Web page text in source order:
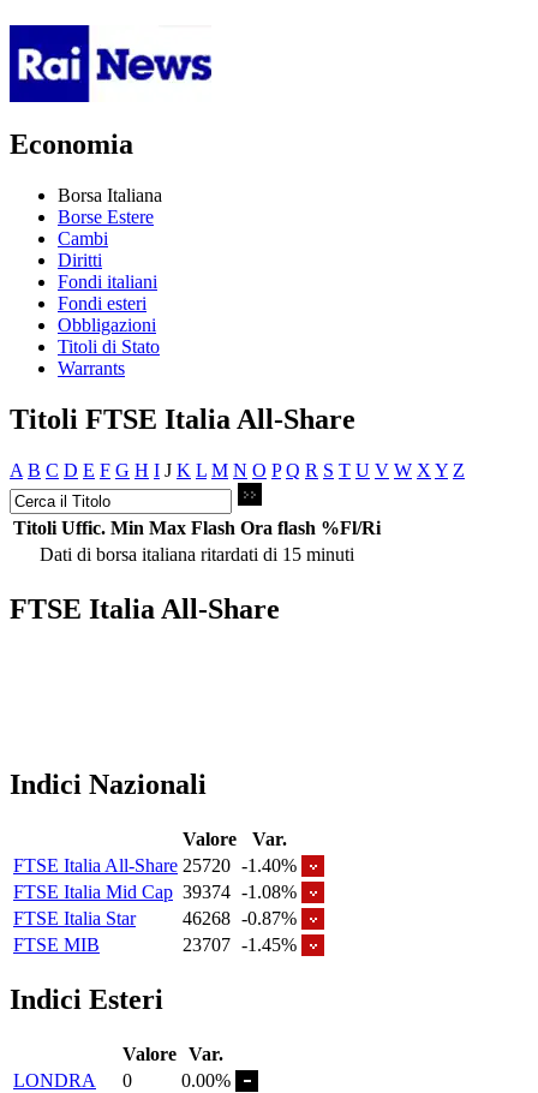
Economia
Borsa Italiana
Borse Estere
Cambi
Diritti
Fondi italiani
Fondi esteri
Obbligazioni
Titoli di Stato
Warrants
Titoli FTSE Italia All-Share
A B C D E F G H I J K L M N O P Q R S T U V W X Y Z
Titoli Uffic. Min Max Flash Ora flash %Fl/Ri
Dati di borsa italiana ritardati di 15 minuti
FTSE Italia All-Share
Indici Nazionali
Valore
Var.
FTSE Italia All-Share 25720 -1.40%
FTSE Italia Mid Cap 39374 -1.08%
FTSE Italia Star
46268 -0.87%
FTSE MIB
23707 -1.45%
Indici Esteri
Valore Var.
LONDRA
0
0.00%